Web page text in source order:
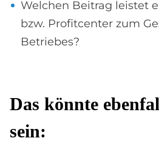
Welchen Beitrag leistet
bzw. Profitcenter zum
Betriebes?
Das könnte
sein: